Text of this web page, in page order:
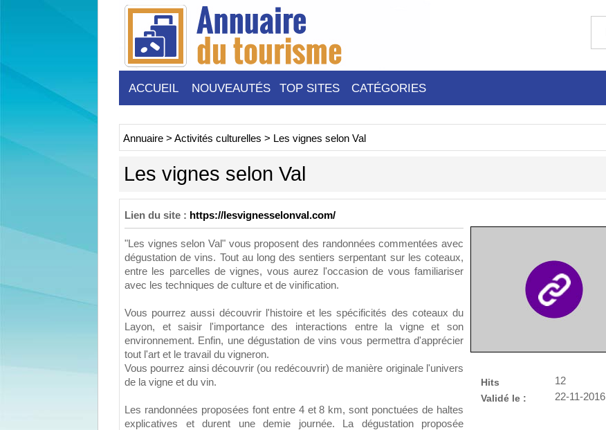
ACCUEIL NOUVEAUTÉS TOP SITES CATÉGORIES
Annuaire > Activités culturelles > Les vignes selon Val
Les vignes selon Val
Lien du site : https://lesvignesselonval.com/
"Les vignes selon Val" vous proposent des randonnées commentées avec
dégustation de vins. Tout au long des sentiers serpentant sur les coteaux,
entre les parcelles de vignes, vous aurez l'occasion de vous familiariser
avec les techniques de culture et de vinification.
Vous pourrez aussi découvrir l'histoire et les spécificités des coteaux du
Layon, et saisir l'importance des interactions entre la vigne et son
environnement. Enfin, une dégustation de vins vous permettra d'apprécier
tout l'art et le travail du vigneron.
Vous pourrez ainsi découvrir (ou redécouvrir) de manière originale l'univers
de la vigne et du vin.
Les randonnées proposées font entre 4 et 8 km, sont ponctuées de haltes
explicatives et durent une demie journée. La dégustation proposée
Hits
12
Validé le :
22-11-2016